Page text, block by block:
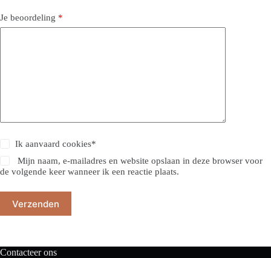
Je beoordeling *
Ik aanvaardcookies*
Mijn naam, e-mailadres en website opslaan in deze browser voor
de volgende keer wanneer ik een reactie plaats.
Verzenden
Contacteer ons